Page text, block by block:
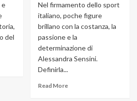
e
del
Nel firmamento dello sport
italiano, poche figure
brillano con la costanza, la
passione e la
determinazione di
Alessandra Sensini.
Definirla...
Read More